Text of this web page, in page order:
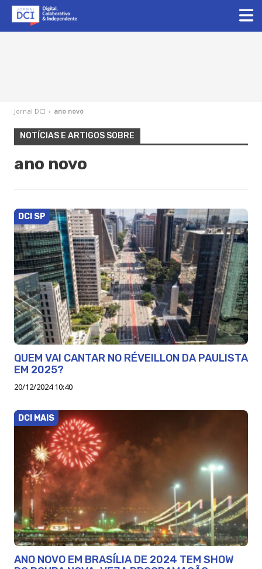
Jornal DCI › ano novo
NOTÍCIAS E ARTIGOS SOBRE
ano novo
DCI SP
QUEM VAI CANTAR NO RÉVEILLON DA PAULISTA
EM 2025?
20/12/2024 10:40
DCI MAIS
ANO NOVO EM BRASÍLIA DE 2024 TEM SHOW